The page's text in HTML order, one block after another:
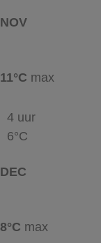
NOV
11°C max
4 uur
6°C
DEC
8°C max